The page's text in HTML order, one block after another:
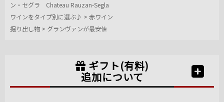
ン・セグラ Chateau Rauzan-Segla
ワインをタイプ別に選ぶ♪ > 赤ワイン
掘り出し物 > グランヴァンが最安値
ギフト(有料)
追加について